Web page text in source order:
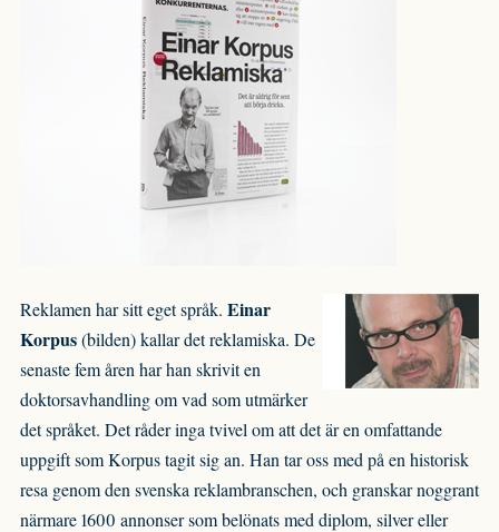
Reklamen har sitt eget språk. Einar
Korpus(bilden) kallar det reklamiska. De
senaste fem åren har han skrivit en
doktorsavhandling om vad som utmärker
det språket. Det råder inga tvivel om att det är en omfattande
uppgift som Korpus tagit sig an. Han tar oss med på en historisk
resa genom den svenska reklambranschen, och granskar noggrant
närmare 1600 annonser som belönats med diplom, silver eller